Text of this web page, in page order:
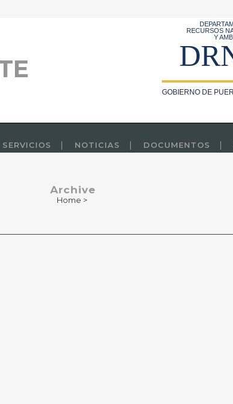
RECURSOS
Y
GOBIERNO DE
SERVICIOS NOTICIAS DOCUMENTOS
Archive
Home >